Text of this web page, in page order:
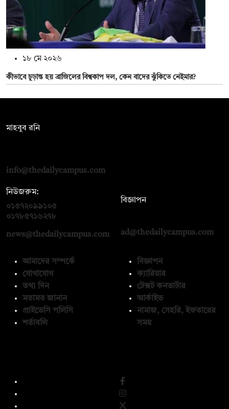
১৮ মে ২০২৬
কীভাবে চূড়ান্ত হয় ব্রাজিলের বিশ্বকাপ দল, কেন বাদের ঝুঁকিতে নেইমার?
মাহবুব রনি
info@thedailycampus.com
নিউজরুম:
০১৫৭২০৯৯১০৫
০১৭৮৫৭১৬২৭৮
news@thedailycampus.com
বিজ্ঞাপন
ad@thedailycampus.com
আমাদের সম্পর্কে
যোগাযোগ
তথ্য দিন
মতামত জানান
প্রাইভেসি পলিসি
শর্তাবলি
বিজ্ঞাপন
ক্যারিয়ার
টেক্সট কনভার্টার
আর্কাইভ
নামাজ, সেহরি, ইফতারের
সময়